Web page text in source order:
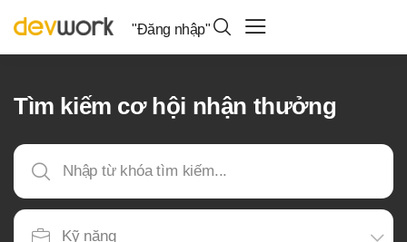
"Đăng nhập"
Tìm kiếm cơ hội nhận thưởng